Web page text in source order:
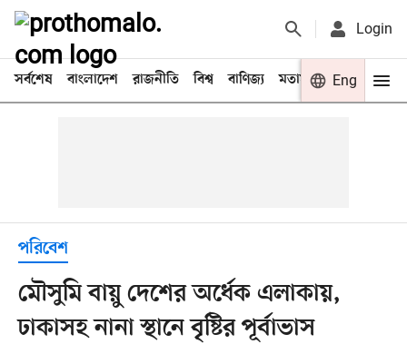
Login
সর্বশেষ বাংলাদেশ রাজনীতি বিশ্ব বাণিজ্য মতামত খেলা
Eng
পরিবেশ
মৌসুমি বায়ু দেশের অর্ধেক এলাকায়,
ঢাকাসহ নানা স্থানে বৃষ্টির পূর্বাভাস